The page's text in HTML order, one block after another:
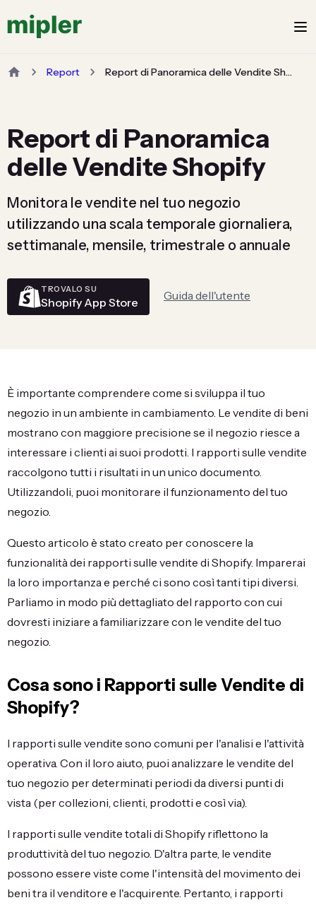
Report Report di Panoramica delle Vendite Shopify
Report di Panoramica
delle Vendite Shopify
Monitora le vendite nel tuo negozio
utilizzando una scala temporale giornaliera,
settimanale, mensile, trimestrale o annuale
TROVALO SU
Shopify App Store Guida dell'utente
È importante comprendere come si sviluppa il tuo
negozio in un ambiente in cambiamento. Le vendite di beni
mostrano con maggiore precisione se il negozio riesce a
interessare i clienti ai suoi prodotti. I rapporti sulle vendite
raccolgono tutti i risultati in un unico documento.
Utilizzandoli, puoi monitorare il funzionamento del tuo
negozio.
Questo articolo è stato creato per conoscere la
funzionalità dei rapporti sulle vendite di Shopify. Imparerai
la loro importanza e perché ci sono così tanti tipi diversi.
Parliamo in modo più dettagliato del rapporto con cui
dovresti iniziare a familiarizzare con le vendite del tuo
negozio.
Cosa sono i Rapporti sulle Vendite di
Shopify?
I rapporti sulle vendite sono comuni per l'analisi e l'attività
operativa. Con il loro aiuto, puoi analizzare le vendite del
tuo negozio per determinati periodi da diversi punti di
vista (per collezioni, clienti, prodotti e così via).
I rapporti sulle vendite totali di Shopify riflettono la
produttività del tuo negozio. D'altra parte, le vendite
possono essere viste come l'intensità del movimento dei
beni tra il venditore e l'acquirente. Pertanto, i rapporti